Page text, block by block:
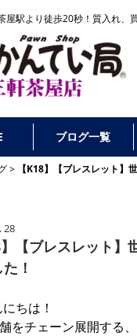
屋駅より徒歩20秒！ 質入れ、
ブログ一覧
【K18】【ブレスレット
28
】【ブレスレット
！
ちは！
をチェーン展開する